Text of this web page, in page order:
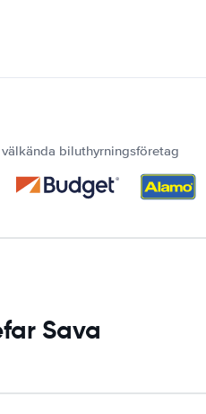
biluthyrningsföretag
Sava